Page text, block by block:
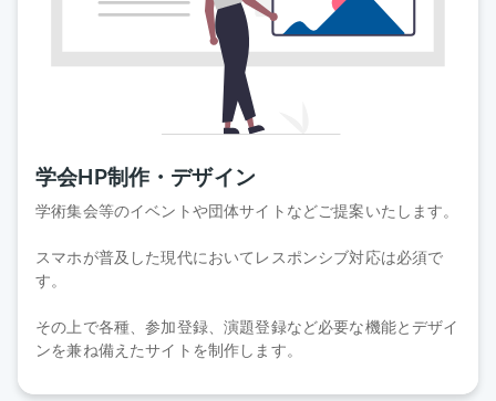
学会HP制作・デザイン
学術集会等のイベントや団体サイトなどご提案いたします。
スマホが普及した現代においてレスポンシブ対応は必須で
す。
その上で各種、参加登録、演題登録など必要な機能とデザイ
ンを兼ね備えたサイトを制作します。